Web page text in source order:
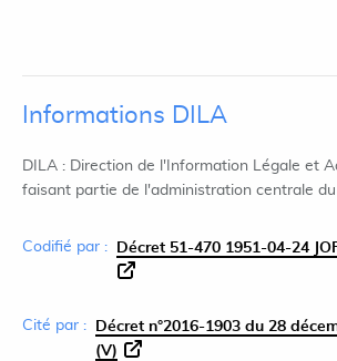
Informations DILA
DILA : Direction de l'Information Légale et
faisant partie de l'administration centrale
Codifié par : Décret 51-470 1951-04-24
Cité par :
Décret n°2016-1903 du 28
(V)